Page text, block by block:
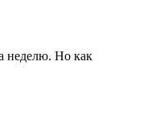
неделю. Но как